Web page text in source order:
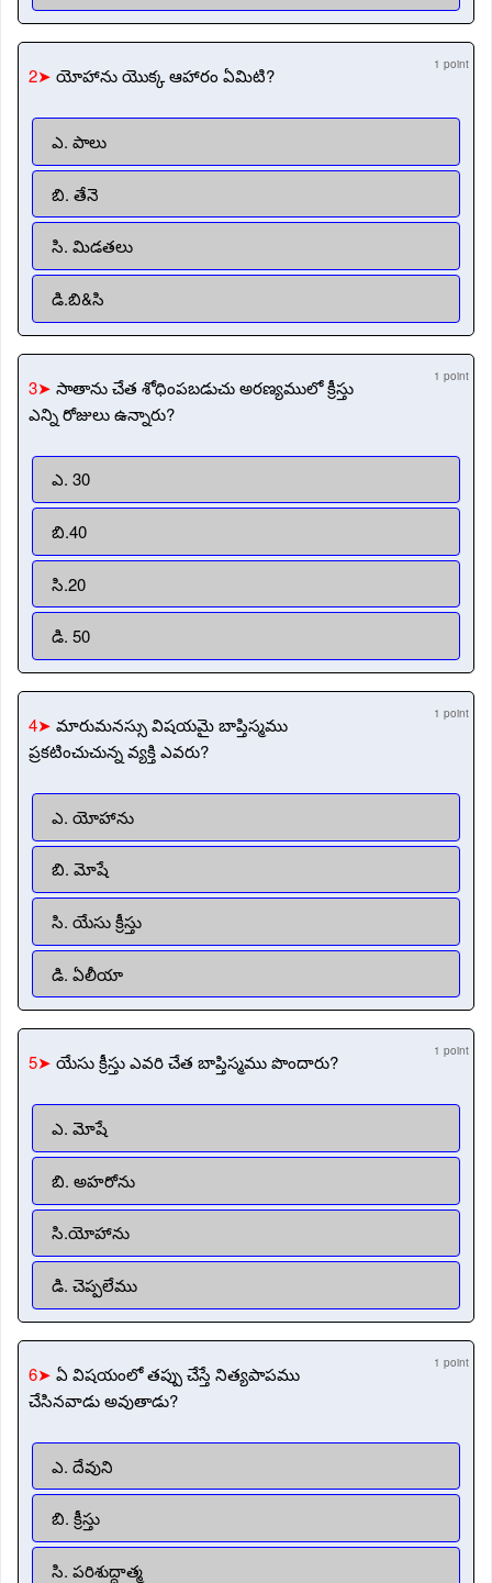
2➤ యోహాను యొక్క ఆహారం ఏమిటి? 1 point
ఎ. పాలు
బి. తేనె
సి. మిడతలు
డి.బి&సి
3➤ సాతాను చేత శోధింపబడుచు అరణ్యములో క్రీస్తు
ఎన్ని రోజులు ఉన్నారు?
1 point
ఎ. 30
బి.40
సి.20
డి. 50
4➤ మారుమనస్సు విషయమై బాప్తిస్మము
ప్రకటించుచున్న వ్యక్తి ఎవరు?
1 point
ఎ. యోహాను
బి. మోషే
సి. యేసు క్రీస్తు
డి. ఏలీయా
5➤ యేసు క్రీస్తు ఎవరి చేత బాప్తిస్మము పొందారు? 1 point
ఎ. మోషే
బి. అహరోను
సి.యోహాను
డి. చెప్పలేము
6➤ ఏ విషయంలో తప్పు చేస్తే నిత్యపాపము
చేసినవాడు అవుతాడు?
1 point
ఎ. దేవుని
బి. క్రీస్తు
సి. పరిశుద్దాత్మ